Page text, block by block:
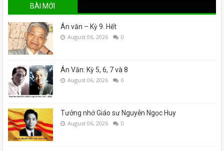
BÀI MỚI
Án văn – Kỳ 9. Hết
August 06, 2026 0
Án Văn: Kỳ 5, 6, 7 và 8
August 06, 2026 0
Tưởng nhớ Giáo sư Nguyễn Ngọc Huy
August 06, 2026 0